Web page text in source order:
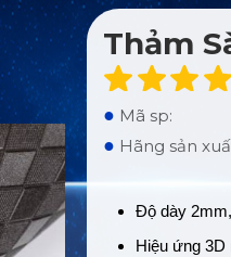
Thảm
● Mã sp:
● Hãng sản
Độ dày
Hiệu ứng